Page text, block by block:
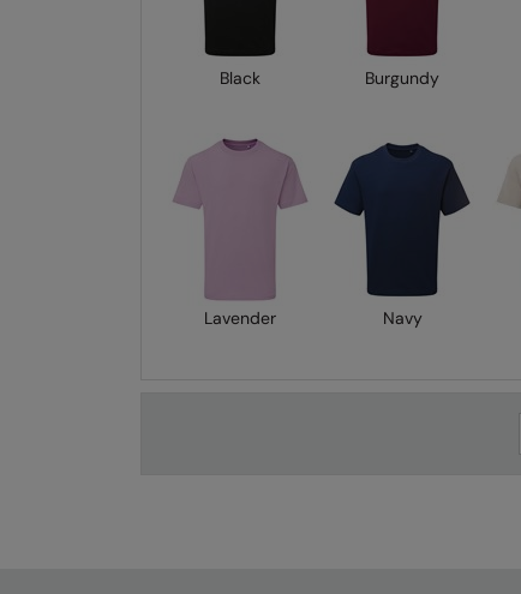
Black Burgundy
Lavender Navy